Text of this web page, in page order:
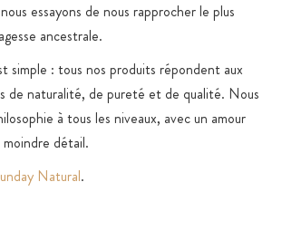
essayons de nous rapprocher le plus
ancestrale.
simple : tous nos produits répondent aux
de naturalité, de pureté et de qualité. Nous
à tous les niveaux, avec un amour
moindre détail.
Natural.